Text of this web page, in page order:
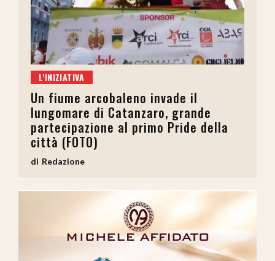
L'INIZIATIVA
Un fiume arcobaleno invade il
lungomare di Catanzaro, grande
partecipazione al primo Pride della
città (FOTO)
Redazione